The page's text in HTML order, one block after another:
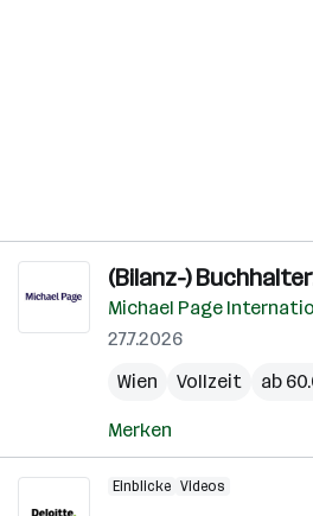
(Bilanz-)
Michael Page
27.7.2026
Wien
Vollzeit ab
Merken
Einblicke Videos